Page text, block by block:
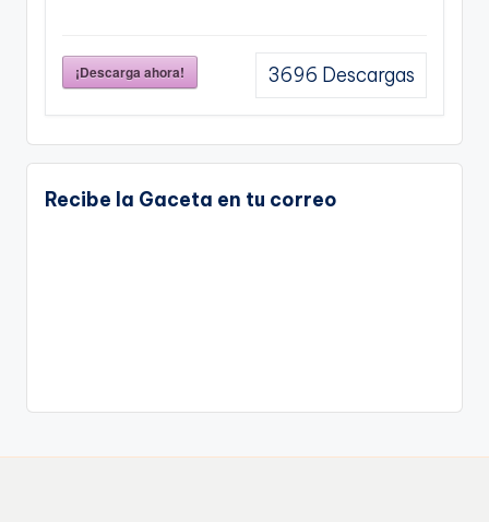
¡Descarga ahora! 3696 Descargas
Recibe la Gaceta en tu correo